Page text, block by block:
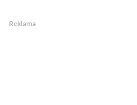
Reklama